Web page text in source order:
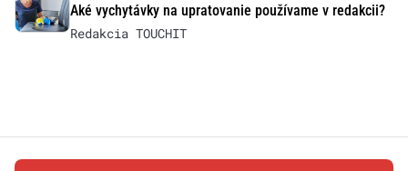
Aké vychytávky na upratovanie používame v redakcii?
Redakcia TOUCHIT